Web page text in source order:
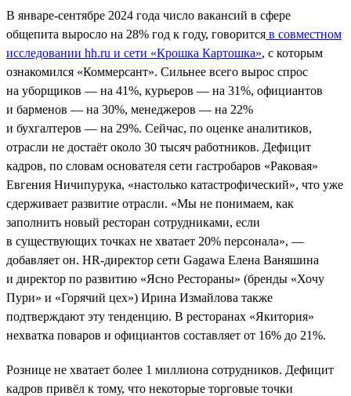
В январе-сентябре 2024 года число вакансий в сфере
общепита выросло на 28% год к году, говорится в совместном
исследовании hh.ru и сети «Крошка Картошка», с которым
ознакомился «Коммерсант». Сильнее всего вырос спрос
на уборщиков — на 41%, курьеров — на 31%, официантов
и барменов — на 30%, менеджеров — на 22%
и бухгалтеров — на 29%. Сейчас, по оценке аналитиков,
отрасли не достаёт около 30 тысяч работников. Дефицит
кадров, по словам основателя сети гастробаров «Раковая»
Евгения Ничипурука, «настолько катастрофический», что уже
сдерживает развитие отрасли. «Мы не понимаем, как
заполнить новый ресторан сотрудниками, если
в существующих точках не хватает 20% персонала», —
добавляет он. HR-директор сети Gagawa Елена Ваняшина
и директор по развитию «Ясно Рестораны» (бренды «Хочу
Пури» и «Горячий цех») Ирина Измайлова также
подтверждают эту тенденцию. В ресторанах «Якитория»
нехватка поваров и официантов составляет от 16% до 21%.
Рознице не хватает более 1 миллиона сотрудников. Дефицит
кадров привёл к тому, что некоторые торговые точки